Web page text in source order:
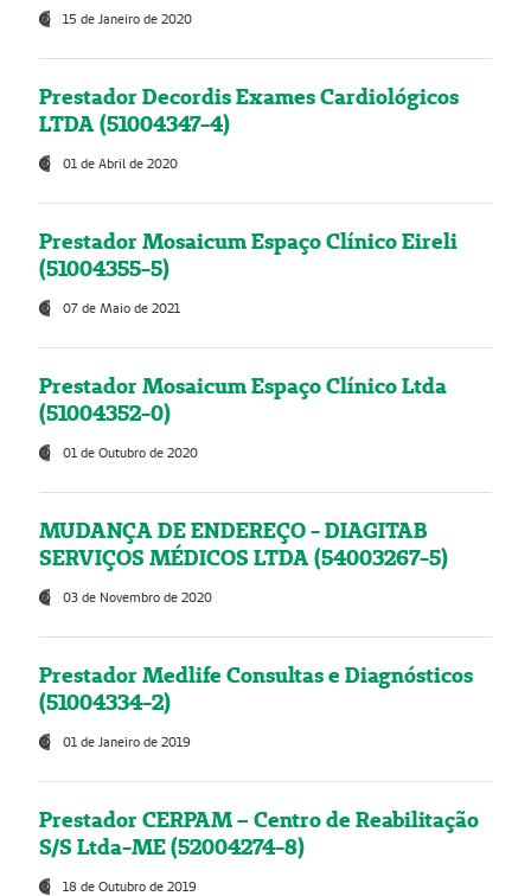
15 de Janeiro de 2020
Prestador Decordis Exames Cardiológicos
LTDA (51004347-4)
01 de Abril de 2020
Prestador Mosaicum Espaço Clínico Eireli
(51004355-5)
07 de Maio de 2021
Prestador Mosaicum Espaço Clínico Ltda
(51004352-0)
01 de Outubro de 2020
MUDANÇA DE ENDEREÇO - DIAGITAB
SERVIÇOS MÉDICOS LTDA (54003267-5)
03 de Novembro de 2020
Prestador Medlife Consultas e Diagnósticos
(51004334-2)
01 de Janeiro de 2019
Prestador CERPAM – Centro de Reabilitação
S/S Ltda-ME (52004274-8)
18 de Outubro de 2019